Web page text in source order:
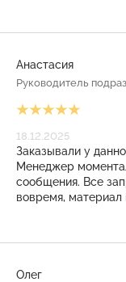
Анастасия
Руководитель
18.12.2025
Заказывали у
Менеджер
сообщения. Все
вовремя, материал
также выставлены
Олег